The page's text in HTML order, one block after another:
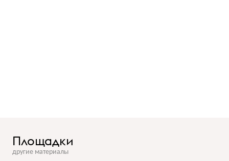
Площадки
другие материалы